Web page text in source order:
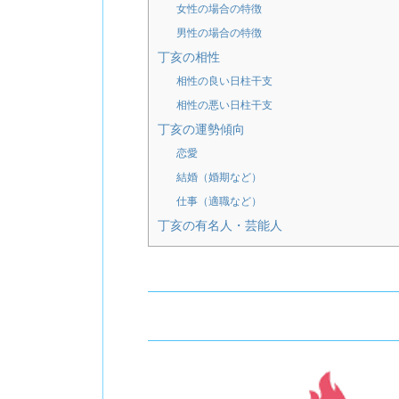
女性の場合の特徴
男性の場合の特徴
丁亥の相性
相性の良い日柱干支
相性の悪い日柱干支
丁亥の運勢傾向
恋愛
結婚（婚期など）
仕事（適職など）
丁亥の有名人・芸能人